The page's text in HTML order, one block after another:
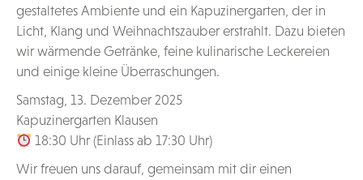
gestaltetes Ambiente und ein Kapuzinergarten, der in
Licht, Klang und Weihnachtszauber erstrahlt. Dazu bieten
wir wärmende Getränke, feine kulinarische Leckereien
und einige kleine Überraschungen.
Samstag, 13. Dezember 2025
Kapuzinergarten Klausen
18:30 Uhr (Einlass ab 17:30 Uhr)
Wir freuen uns darauf, gemeinsam mit dir einen